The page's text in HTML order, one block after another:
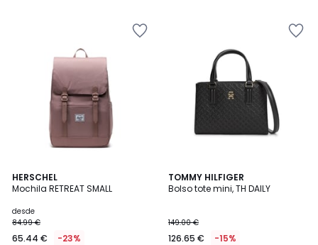
HERSCHEL
Mochila RETREAT SMALL
desde
84.99 €
65.44 € -23%
4,5
/ 5
4
Colores
TOMMY HILFIGER
Bolso tote mini, TH DAILY
149.00 €
126.65 € -15%